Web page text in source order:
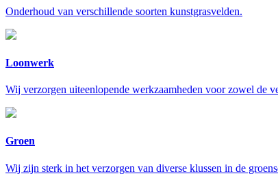
Onderhoud van verschillende soorten kunstgrasvelden.
Loonwerk
Wij verzorgen uiteenlopende werkzaamheden voor zowel de
Groen
Wij zijn sterk in het verzorgen van diverse klussen in de